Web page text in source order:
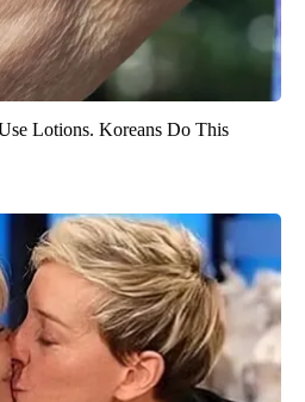
Lotions. Koreans Do This